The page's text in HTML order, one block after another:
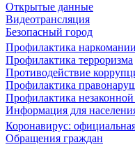
Открытые данные
Видеотрансляция
Безопасный город
Профилактика наркомании
Профилактика терроризма
Противодействие
Профилактика
Профилактика
Информация для
Коронавирус:
Обращения граждан